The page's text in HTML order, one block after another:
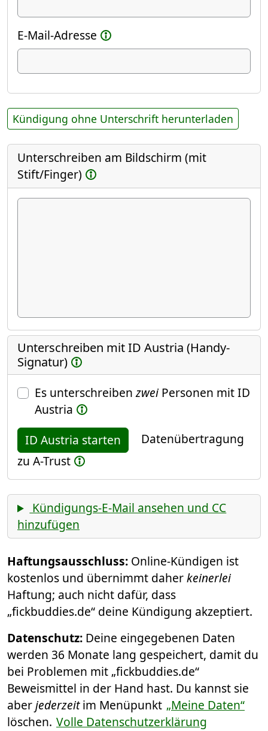
E-Mail-Adresse
Kündigung ohne Unterschrift herunterladen
Unterschreiben am Bildschirm (mit
Stift/Finger)
Unterschreiben mit ID Austria (Handy-
Signatur)
Es unterschreibenzweiPersonen mit ID
Austria
ID Austria starten
Datenübertragung
zu A-Trust
Kündigungs-E-Mail ansehen und CC
hinzufügen
Haftungsausschluss: Online-Kündigen ist
kostenlos und übernimmt daherkeinerlei
Haftung; auch nicht dafür, dass
„fickbuddies.de“ deine Kündigung akzeptiert.
Datenschutz: Deine eingegebenen Daten
werden 36 Monate lang gespeichert, damit du
bei Problemen mit „fickbuddies.de“
Beweismittel in der Hand hast. Du kannst sie
aberjederzeitim Menüpunkt „Meine Daten“
löschen. Volle Datenschutzerklärung